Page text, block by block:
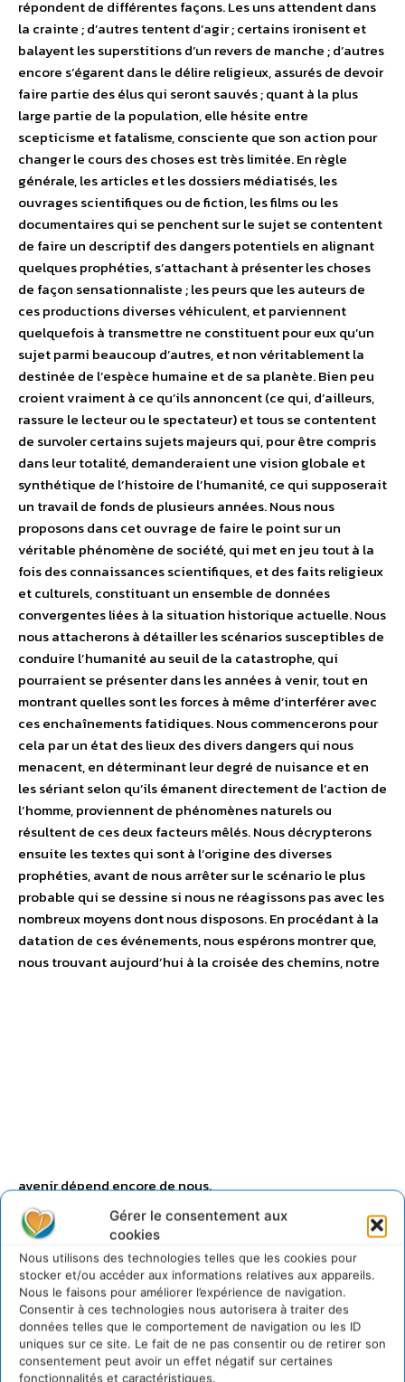
Gérer le consentement aux
cookies
Nous utilisons des technologies telles que les cookies pour
stocker et/ou accéder aux informations relatives aux appareils.
Nous le faisons pour améliorer l’expérience de navigation.
Consentir à ces technologies nous autorisera à traiter des
données telles que le comportement de navigation ou les ID
uniques sur ce site. Le fait de ne pas consentir ou de retirer son
consentement peut avoir un effet négatif sur certaines
fonctionnalités et caractéristiques.
répondent de différentes façons. Les uns attendent dans
la crainte ; d’autres tentent d’agir ; certains ironisent et
balayent les superstitions d’un revers de manche ; d’autres
encore s’égarent dans le délire religieux, assurés de devoir
faire partie des élus qui seront sauvés ; quant à la plus
large partie de la population, elle hésite entre
scepticisme et fatalisme, consciente que son action pour
changer le cours des choses est très limitée. En règle
générale, les articles et les dossiers médiatisés, les
ouvrages scientifiques ou de fiction, les films ou les
documentaires qui se penchent sur le sujet se contentent
de faire un descriptif des dangers potentiels en alignant
quelques prophéties, s’attachant à présenter les choses
de façon sensationnaliste ; les peurs que les auteurs de
ces productions diverses véhiculent, et parviennent
quelquefois à transmettre ne constituent pour eux qu’un
sujet parmi beaucoup d’autres, et non véritablement la
destinée de l’espèce humaine et de sa planète. Bien peu
croient vraiment à ce qu’ils annoncent (ce qui, d’ailleurs,
rassure le lecteur ou le spectateur) et tous se contentent
de survoler certains sujets majeurs qui, pour être compris
dans leur totalité, demanderaient une vision globale et
synthétique de l’histoire de l’humanité, ce qui supposerait
un travail de fonds de plusieurs années. Nous nous
proposons dans cet ouvrage de faire le point sur un
véritable phénomène de société, qui met en jeu tout à la
fois des connaissances scientifiques, et des faits religieux
et culturels, constituant un ensemble de données
convergentes liées à la situation historique actuelle. Nous
nous attacherons à détailler les scénarios susceptibles de
conduire l’humanité au seuil de la catastrophe, qui
pourraient se présenter dans les années à venir, tout en
montrant quelles sont les forces à même d’interférer avec
ces enchaînements fatidiques. Nous commencerons pour
cela par un état des lieux des divers dangers qui nous
menacent, en déterminant leur degré de nuisance et en
les sériant selon qu’ils émanent directement de l’action de
l’homme, proviennent de phénomènes naturels ou
résultent de ces deux facteurs mêlés. Nous décrypterons
ensuite les textes qui sont à l’origine des diverses
prophéties, avant de nous arrêter sur le scénario le plus
probable qui se dessine si nous ne réagissons pas avec les
nombreux moyens dont nous disposons. En procédant à la
datation de ces événements, nous espérons montrer que,
nous trouvant aujourd’hui à la croisée des chemins, notre
avenir dépend encore de nous.